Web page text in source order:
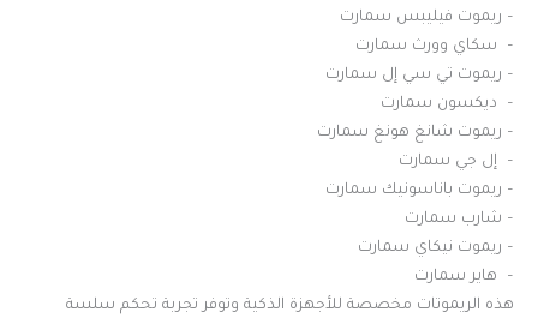
– ريموت فيليبس سمارت
– سكاي وورث سمارت
– ريموت تي سي إل سمارت
– ديكسون سمارت
– ريموت شانغ هونغ سمارت
– إل جي سمارت
– ريموت باناسونيك سمارت
– شارب سمارت
– ريموت نيكاي سمارت
– هاير سمارت
هذه الريموتات مخصصة للأجهزة الذكية وتوفر تجربة تحكم سلسة